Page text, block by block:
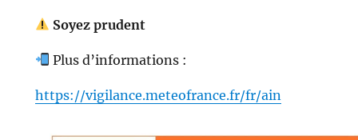
Soyez prudent
Plus d’informations :
https://vigilance.meteofrance.fr/fr/ain